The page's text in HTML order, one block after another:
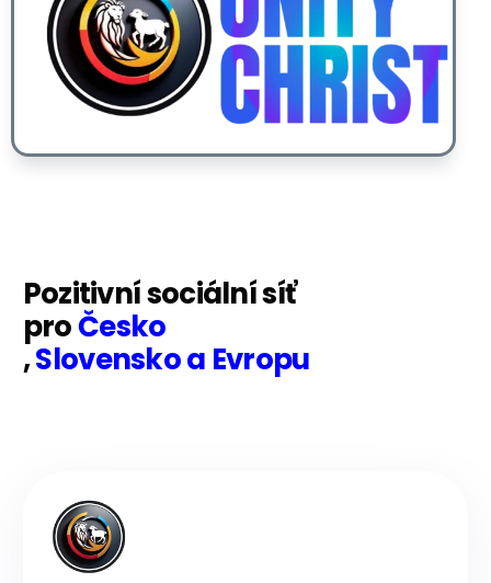
Pozitivní sociální síť
proČesko
,Slovensko a Evropu